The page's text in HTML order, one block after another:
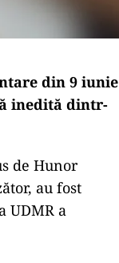
din 9 iunie
inedită dintr-
de Hunor
au fost
UDMR a